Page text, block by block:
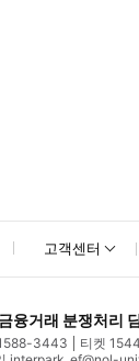
고객센터
융거래 분쟁처리
3443
티켓